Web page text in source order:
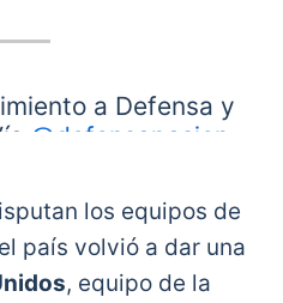
24, 2021
a Defensa y
@defensapasion
January 24,
los equipos de
país volvió a dar una
, equipo de la